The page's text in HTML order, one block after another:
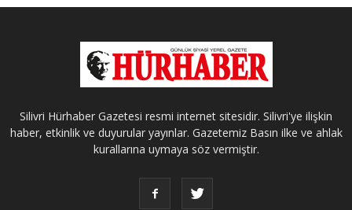
Silivri Hürhaber Gazetesi resmi internet sitesidir. Silivri'ye ilişkin
haber, etkinlik ve duyurular yayınlar. Gazetemiz Basın ilke ve ahlak
kurallarına uymaya söz vermiştir.